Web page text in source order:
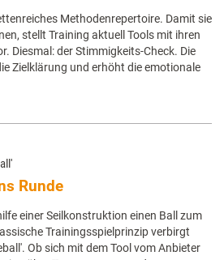
Methodenrepertoire. Damit sie
stellt Training aktuell Tools mit ihren
Diesmal: der Stimmigkeits-Check. Die
Zielklärung und erhöht die emotionale
Runde
einer Seilkonstruktion einen Ball zum
Trainingsspielprinzip verbirgt
Ob sich mit dem Tool vom Anbieter